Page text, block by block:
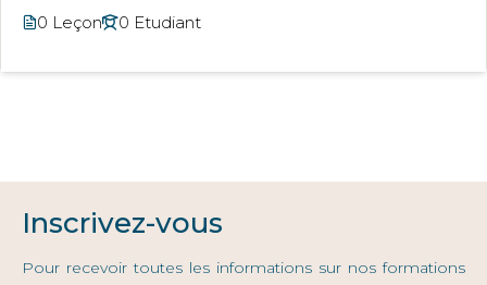
0 Leçon 0 Etudiant
Inscrivez-vous
Pour recevoir toutes les informations sur nos formations